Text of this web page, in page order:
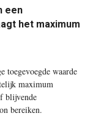
een
het maximum
toegevoegde waarde
maximum
blijvende
bereiken.